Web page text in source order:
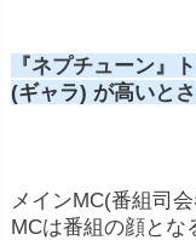
『ネプチューン』
(ギャラ) が高いと
メインMC(番組司
MCは番組の顔とな